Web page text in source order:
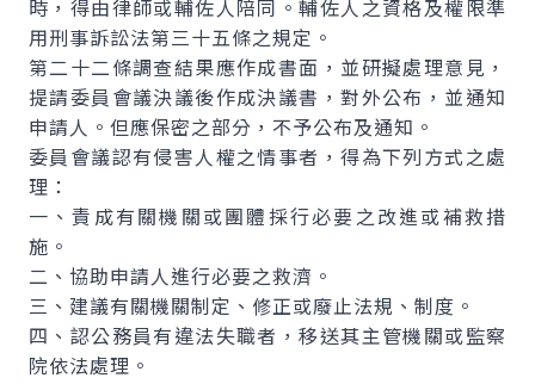
時，得由律師或輔佐人陪同。輔佐人之資格及權限準
用刑事訴訟法第三十五條之規定。
第二十二條調查結果應作成書面，並研擬處理意見，
提請委員會議決議後作成決議書，對外公布，並通知
申請人。但應保密之部分，不予公布及通知。
委員會議認有侵害人權之情事者，得為下列方式之處
理：
一、責成有關機關或團體採行必要之改進或補救措
施。
二、協助申請人進行必要之救濟。
三、建議有關機關制定、修正或廢止法規、制度。
四、認公務員有違法失職者，移送其主管機關或監察
院依法處理。